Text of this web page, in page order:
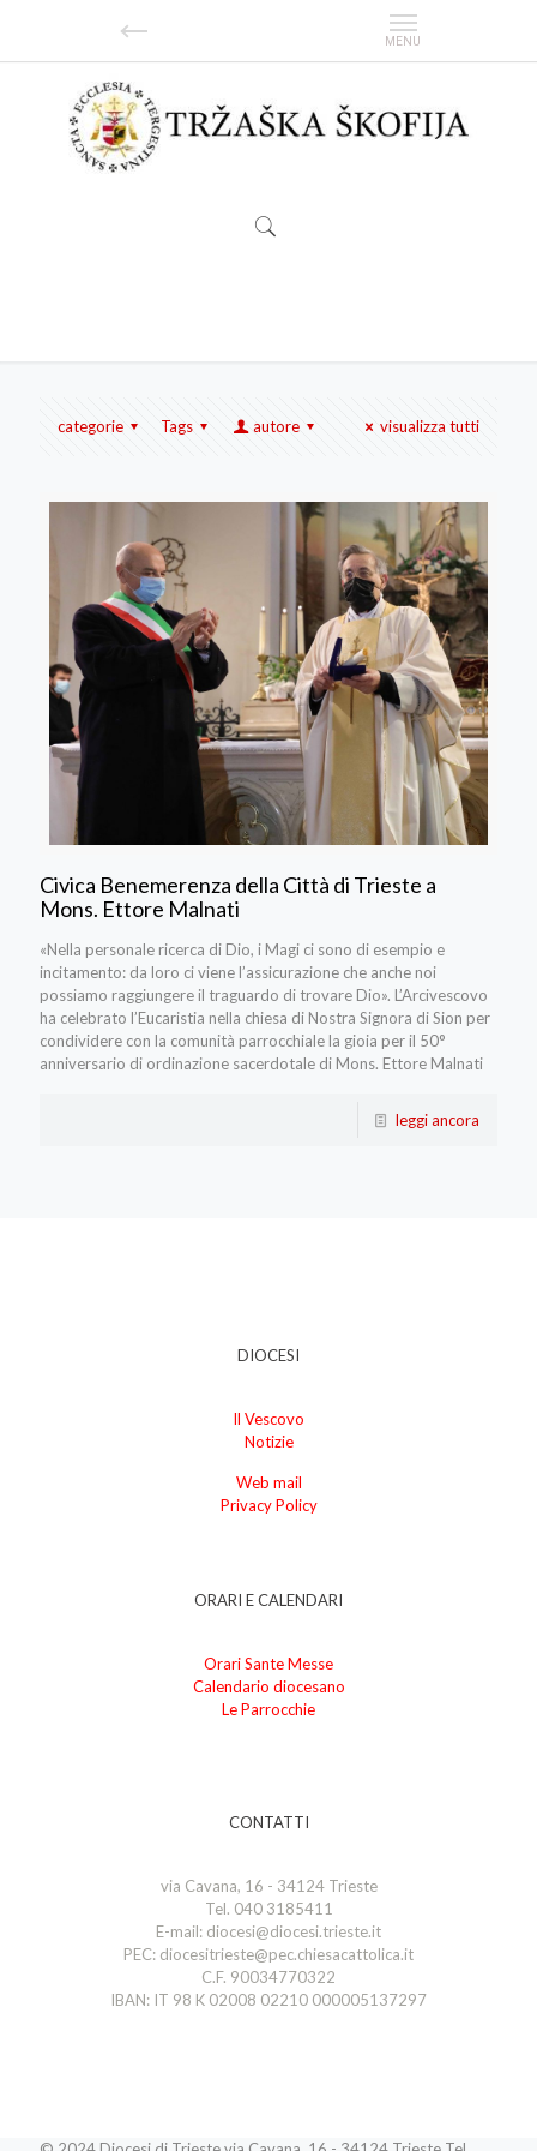
categorie Tags autore visualizza tutti
Civica Benemerenza della Città di Trieste a
Mons. Ettore Malnati
«Nella personale ricerca di Dio, i Magi ci sono di esempio e
incitamento: da loro ci viene l’assicurazione che anche noi
possiamo raggiungere il traguardo di trovare Dio». L’Arcivescovo
ha celebrato l’Eucaristia nella chiesa di Nostra Signora di Sion per
condividere con la comunità parrocchiale la gioia per il 50°
anniversario di ordinazione sacerdotale di Mons. Ettore Malnati
leggi ancora
DIOCESI
Il Vescovo
Notizie
Web mail
Privacy Policy
ORARI E CALENDARI
Orari Sante Messe
Calendario diocesano
Le Parrocchie
CONTATTI
via Cavana, 16 - 34124 Trieste
Tel. 040 3185411
E-mail: diocesi@diocesi.trieste.it
PEC: diocesitrieste@pec.chiesacattolica.it
C.F. 90034770322
IBAN: IT 98 K 02008 02210 000005137297